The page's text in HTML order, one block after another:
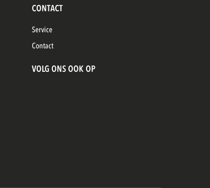
CONTACT
Service
Contact
VOLG ONS OOK OP